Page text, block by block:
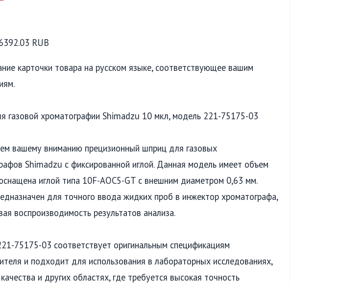
RUB
карточки товара на русском языке, соответствующее вашим
газовой хроматографии Shimadzu 10 мкл, модель 221-75175-03
вашему вниманию прецизионный шприц для газовых
Shimadzu с фиксированной иглой. Данная модель имеет объем
иглой типа 10F-AOC5-GT с внешним диаметром 0,63 мм.
для точного ввода жидких проб в инжектор хроматографа,
воспроизводимость результатов анализа.
75175-03 соответствует оригинальным спецификациям
и подходит для использования в лабораторных исследованиях,
и других областях, где требуется высокая точность